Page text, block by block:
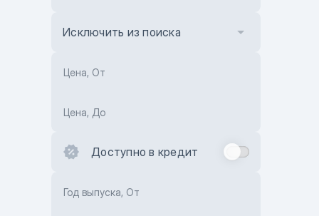
Исключить из поиска
Цена, От
Цена, До
Доступно в кредит
Год выпуска, От